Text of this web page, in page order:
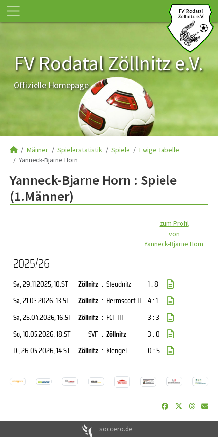
FV Rodatal Zöllnitz e.V.
Offizielle Homepage
Männer Spielerstatistik Spiele
Ewige Tabelle
Yanneck-Bjarne Horn
Yanneck-Bjarne Horn : Spiele
(1.Männer)
zum Profil
von
Yanneck-Bjarne Horn
2025/26
Sa, 29.11.2025, 10.ST Zöllnitz : Steudnitz
1 : 8
Sa, 21.03.2026, 13.ST Zöllnitz : Hermsdorf II 4 : 1
Sa, 25.04.2026, 16.ST Zöllnitz : FCT III
3 : 3
So, 10.05.2026, 18.ST SVF : Zöllnitz
3 : 0
Di, 26.05.2026, 14.ST Zöllnitz : Klengel 0 : 5
soccero.de